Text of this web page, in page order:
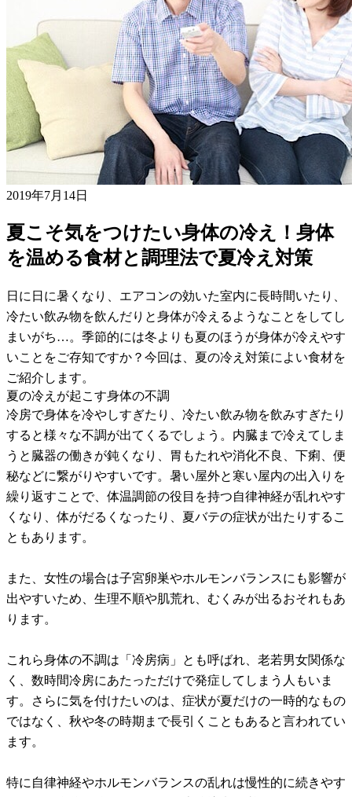
2019年7月14日
夏こそ気をつけたい身体の冷え！身体
を温める食材と調理法で夏冷え対策
日に日に暑くなり、エアコンの効いた室内に長時間いたり、
冷たい飲み物を飲んだりと身体が冷えるようなことをしてし
まいがち…。季節的には冬よりも夏のほうが身体が冷えやす
いことをご存知ですか？今回は、夏の冷え対策によい食材を
ご紹介します。
夏の冷えが起こす身体の不調
冷房で身体を冷やしすぎたり、冷たい飲み物を飲みすぎたり
すると様々な不調が出てくるでしょう。内臓まで冷えてしま
うと臓器の働きが鈍くなり、胃もたれや消化不良、下痢、便
秘などに繋がりやすいです。暑い屋外と寒い屋内の出入りを
繰り返すことで、体温調節の役目を持つ自律神経が乱れやす
くなり、体がだるくなったり、夏バテの症状が出たりするこ
ともあります。
また、女性の場合は子宮卵巣やホルモンバランスにも影響が
出やすいため、生理不順や肌荒れ、むくみが出るおそれもあ
ります。
これら身体の不調は「冷房病」とも呼ばれ、老若男女関係な
く、数時間冷房にあたっただけで発症してしまう人もいま
す。さらに気を付けたいのは、症状が夏だけの一時的なもの
ではなく、秋や冬の時期まで長引くこともあると言われてい
ます。
特に自律神経やホルモンバランスの乱れは慢性的に続きやす